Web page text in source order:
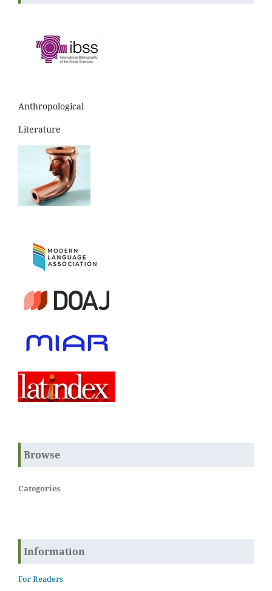
Anthropological
Literature
Browse
Categories
Information
For Readers